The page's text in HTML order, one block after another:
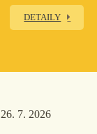
DETAILY